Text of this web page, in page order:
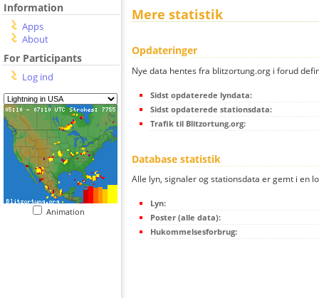
Information
Apps
About
For Participants
Log ind
Animation
Mere statistik
Opdateringer
Nye data hentes fra blitzortung.org i forud
Sidst opdaterede lyndata:
Sidst opdaterede stationsdata:
Trafik til Blitzortung.org:
Database statistik
Alle lyn, signaler og stationsdata er gemt i en
Lyn:
Poster (alle data):
Hukommelsesforbrug: